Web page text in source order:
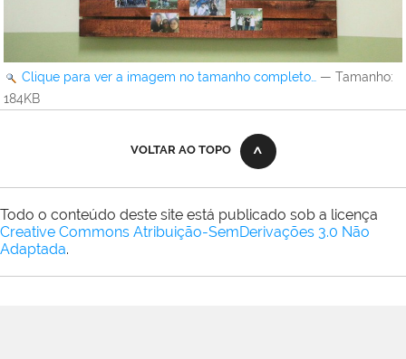
Clique para ver a imagem no tamanho completo… — Tamanho:
184KB
VOLTAR AO TOPO
Todo o conteúdo deste site está publicado sob a licença
Creative Commons Atribuição-SemDerivações 3.0 Não
Adaptada.